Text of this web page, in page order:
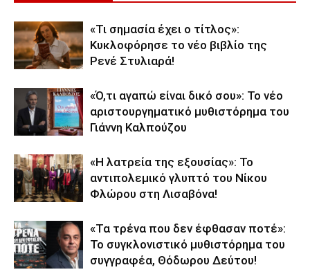
«Τι σημασία έχει ο τίτλος»:
Κυκλοφόρησε το νέο βιβλίο της
Ρενέ Στυλιαρά!
«Ό,τι αγαπώ είναι δικό σου»: Το νέο
αριστουργηματικό μυθιστόρημα του
Γιάννη Καλπούζου
«Η λατρεία της εξουσίας»: Το
αντιπολεμικό γλυπτό του Νίκου
Φλώρου στη Λισαβόνα!
«Τα τρένα που δεν έφθασαν ποτέ»:
Το συγκλονιστικό μυθιστόρημα του
συγγραφέα, Θόδωρου Δεύτου!